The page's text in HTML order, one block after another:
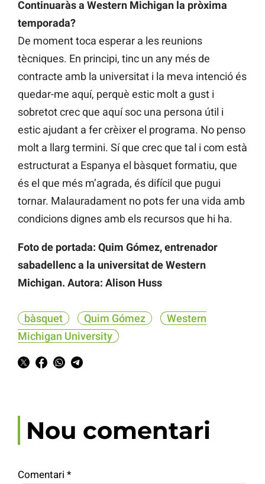
Continuaràs a Western Michigan la pròxima
temporada?
De moment toca esperar a les reunions
tècniques. En principi, tinc un any més de
contracte amb la universitat i la meva intenció és
quedar-me aquí, perquè estic molt a gust i
sobretot crec que aquí soc una persona útil i
estic ajudant a fer crèixer el programa. No penso
molt a llarg termini. Sí que crec que tal i com està
estructurat a Espanya el bàsquet formatiu, que
és el que més m’agrada, és difícil que pugui
tornar. Malauradament no pots fer una vida amb
condicions dignes amb els recursos que hi ha.
Foto de portada: Quim Gómez, entrenador
sabadellenc a la universitat de Western
Michigan. Autora: Alison Huss
bàsquet Quim Gómez
Western
Michigan University
Nou comentari
Comentari *